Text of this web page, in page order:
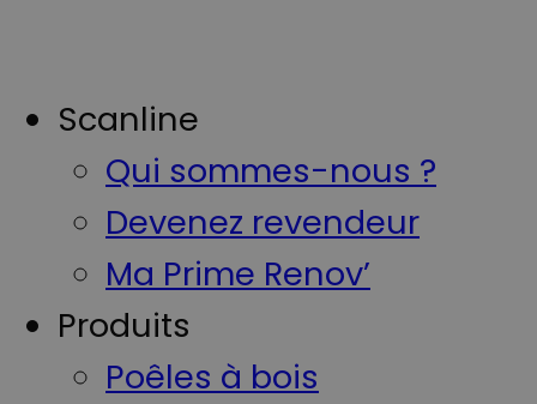
Scanline
Qui sommes-nous ?
Devenez revendeur
Ma Prime Renov’
Produits
Poêles à bois